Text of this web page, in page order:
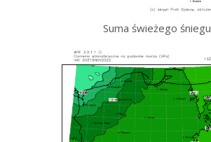
Suma świeżego śniegu